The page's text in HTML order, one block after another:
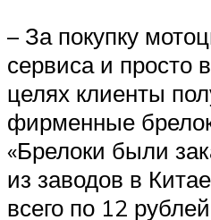
– За покупку
сервиса и просто
целях клиенты
фирменные
«Брелоки были
из заводов в
всего по 12